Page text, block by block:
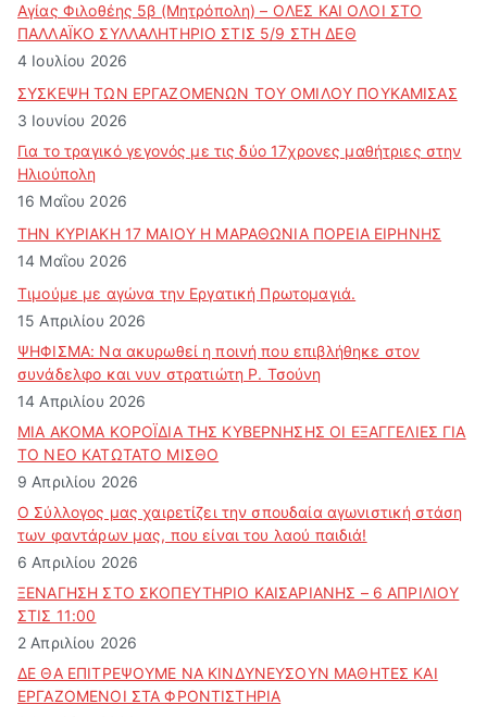
ω
ν
Αγίας Φιλοθέης 5β (Μητρόπολη) – ΟΛΕΣ ΚΑΙ ΟΛΟΙ ΣΤΟ
ΠΑΛΛΑΪΚΟ ΣΥΛΛΑΛΗΤΗΡΙΟ ΣΤΙΣ 5/9 ΣΤΗ ΔΕΘ
4 Ιουλίου 2026
ΣΥΣΚΕΨΗ ΤΩΝ ΕΡΓΑΖΟΜΕΝΩΝ ΤΟΥ ΟΜΙΛΟΥ ΠΟΥΚΑΜΙΣΑΣ
3 Ιουνίου 2026
Για το τραγικό γεγονός με τις δύο 17χρονες μαθήτριες στην
Ηλιούπολη
16 Μαΐου 2026
ΤΗΝ ΚΥΡΙΑΚΗ 17 ΜΑΙΟΥ Η ΜΑΡΑΘΩΝΙΑ ΠΟΡΕΙΑ ΕΙΡΗΝΗΣ
14 Μαΐου 2026
Τιμούμε με αγώνα την Εργατική Πρωτομαγιά.
15 Απριλίου 2026
ΨΗΦΙΣΜΑ: Να ακυρωθεί η ποινή που επιβλήθηκε στον
συνάδελφο και νυν στρατιώτη Ρ. Τσούνη
14 Απριλίου 2026
ΜΙΑ ΑΚΟΜΑ ΚΟΡΟΪΔΙΑ ΤΗΣ ΚΥΒΕΡΝΗΣΗΣ ΟΙ ΕΞΑΓΓΕΛΙΕΣ ΓΙΑ
ΤΟ ΝΕΟ ΚΑΤΩΤΑΤΟ ΜΙΣΘΟ
9 Απριλίου 2026
Ο Σύλλογος μας χαιρετίζει την σπουδαία αγωνιστική στάση
των φαντάρων μας, που είναι του λαού παιδιά!
6 Απριλίου 2026
ΞΕΝΑΓΗΣΗ ΣΤΟ ΣΚΟΠΕΥΤΗΡΙΟ ΚΑΙΣΑΡΙΑΝΗΣ – 6 ΑΠΡΙΛΙΟΥ
ΣΤΙΣ 11:00
2 Απριλίου 2026
ΔΕ ΘΑ ΕΠΙΤΡΕΨΟΥΜΕ ΝΑ ΚΙΝΔΥΝΕΥΣOYN ΜΑΘΗΤΕΣ ΚΑΙ
ΕΡΓΑΖΟΜΕΝΟΙ ΣΤΑ ΦΡΟΝΤΙΣΤΗΡΙΑ